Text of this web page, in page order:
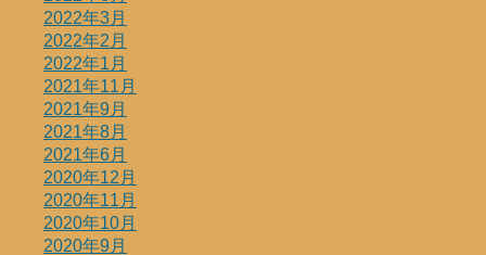
2022年3月
2022年2月
2022年1月
2021年11月
2021年9月
2021年8月
2021年6月
2020年12月
2020年11月
2020年10月
2020年9月